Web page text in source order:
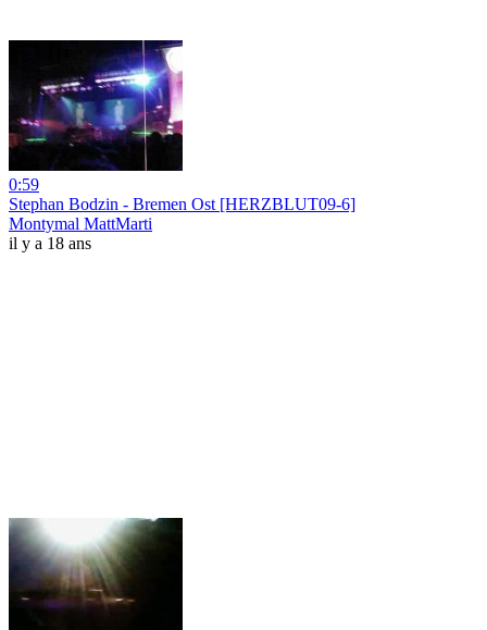
0:59
Stephan Bodzin - Bremen Ost [HERZBLUT09-6]
Montymal MattMarti
il y a 18 ans